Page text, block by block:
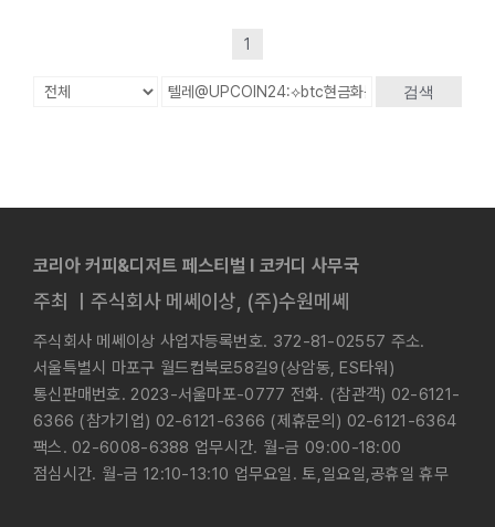
1
검색
코리아 커피&디저트 페스티벌 l 코커디 사무국
주최 ㅣ주식회사 메쎄이상, (주)수원메쎄
주식회사 메쎄이상 사업자등록번호. 372-81-02557 주소.
서울특별시 마포구 월드컵북로58길9(상암동, ES타워)
통신판매번호. 2023-서울마포-0777 전화. (참관객) 02-6121-
6366 (참가기업) 02-6121-6366 (제휴문의) 02-6121-6364
팩스. 02-6008-6388 업무시간. 월-금 09:00-18:00
점심시간. 월-금 12:10-13:10 업무요일. 토,일요일,공휴일 휴무